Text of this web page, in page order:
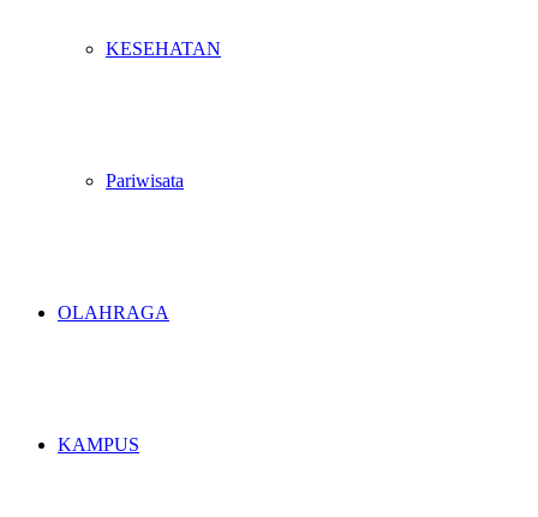
KESEHATAN
Pariwisata
OLAHRAGA
KAMPUS